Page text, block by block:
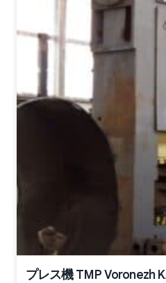
プレス機 TMP Voronezh